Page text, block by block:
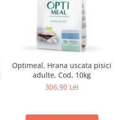
Optimeal, Hrana uscata pisici
adulte, Cod, 10kg
306,90 Lei